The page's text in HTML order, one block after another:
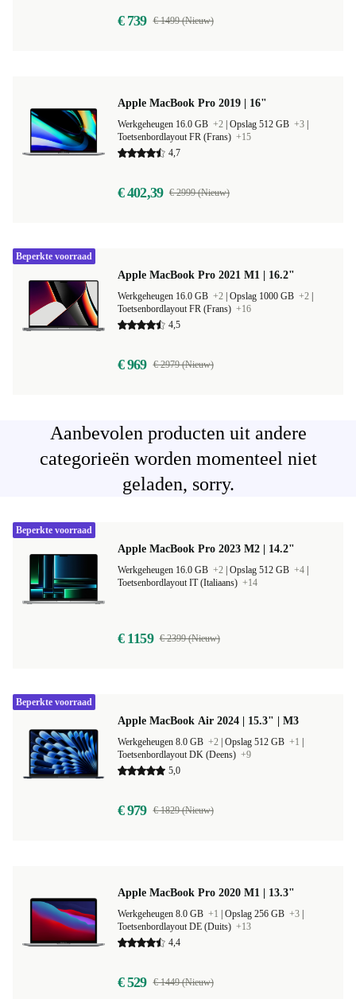
€ 739 € 1499 (Nieuw)
Apple MacBook Pro 2019 | 16"
Werkgeheugen 16.0 GB +2 Opslag 512 GB +3
Toetsenbordlayout FR (Frans) +15
4,7
€ 402,39 € 2999 (Nieuw)
Apple MacBook Pro 2021 M1 | 16.2"
Werkgeheugen 16.0 GB +2 Opslag 1000 GB +2
Toetsenbordlayout FR (Frans) +16
4,5
€ 969 € 2979 (Nieuw)
Beperkte voorraad
Aanbevolen producten uit andere
categorieën worden momenteel niet
geladen, sorry.
Apple MacBook Pro 2023 M2 | 14.2"
Werkgeheugen 16.0 GB +2 Opslag 512 GB +4
Toetsenbordlayout IT (Italiaans) +14
€ 1159 € 2399 (Nieuw)
Beperkte voorraad
Apple MacBook Air 2024 | 15.3" | M3
Werkgeheugen 8.0 GB +2 Opslag 512 GB +1
Toetsenbordlayout DK (Deens) +9
5,0
€ 979 € 1829 (Nieuw)
Beperkte voorraad
Apple MacBook Pro 2020 M1 | 13.3"
Werkgeheugen 8.0 GB +1 Opslag 256 GB +3
Toetsenbordlayout DE (Duits) +13
4,4
€ 529 € 1449 (Nieuw)